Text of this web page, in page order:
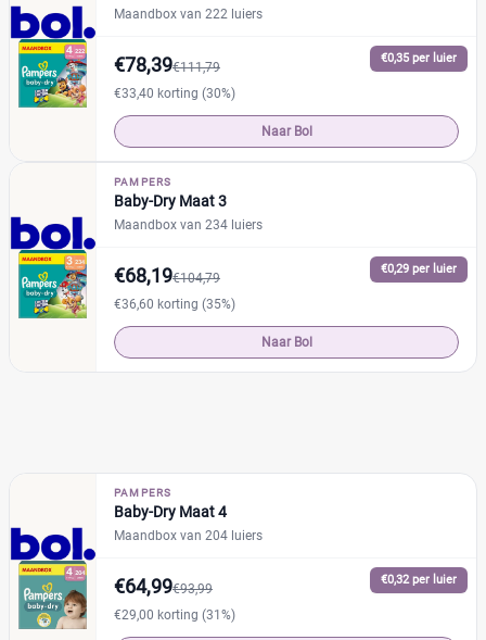
Maandbox van 222 luiers
€0,35 per luier
€78,39€111,79
€33,40 korting (30%)
Naar Bol
PAMPERS
Baby-Dry Maat 3
Maandbox van 234 luiers
€0,29 per luier
€68,19€104,79
€36,60 korting (35%)
Naar Bol
PAMPERS
Baby-Dry Maat 4
Maandbox van 204 luiers
€0,32 per luier
€64,99€93,99
€29,00 korting (31%)